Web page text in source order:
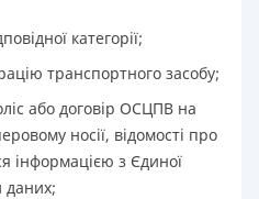
категорії;
транспортного засобу;
або договір ОСЦПВ на
носії, відомості про
інформацією з Єдиної
даних;